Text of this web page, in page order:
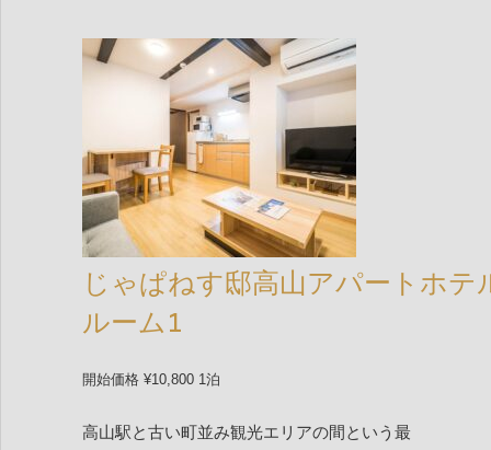
じゃぱねす邸高山アパートホテ
ルーム1
開始価格 ¥10,800 1泊
高山駅と古い町並み観光エリアの間という最